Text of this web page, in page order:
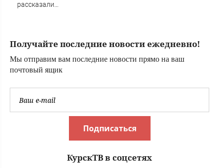
рассказали
Получайте последние новости ежедневно!
Мы отправим вам последние новости прямо на ваш
почтовый ящик
Подписаться
КурскТВ в соцсетях